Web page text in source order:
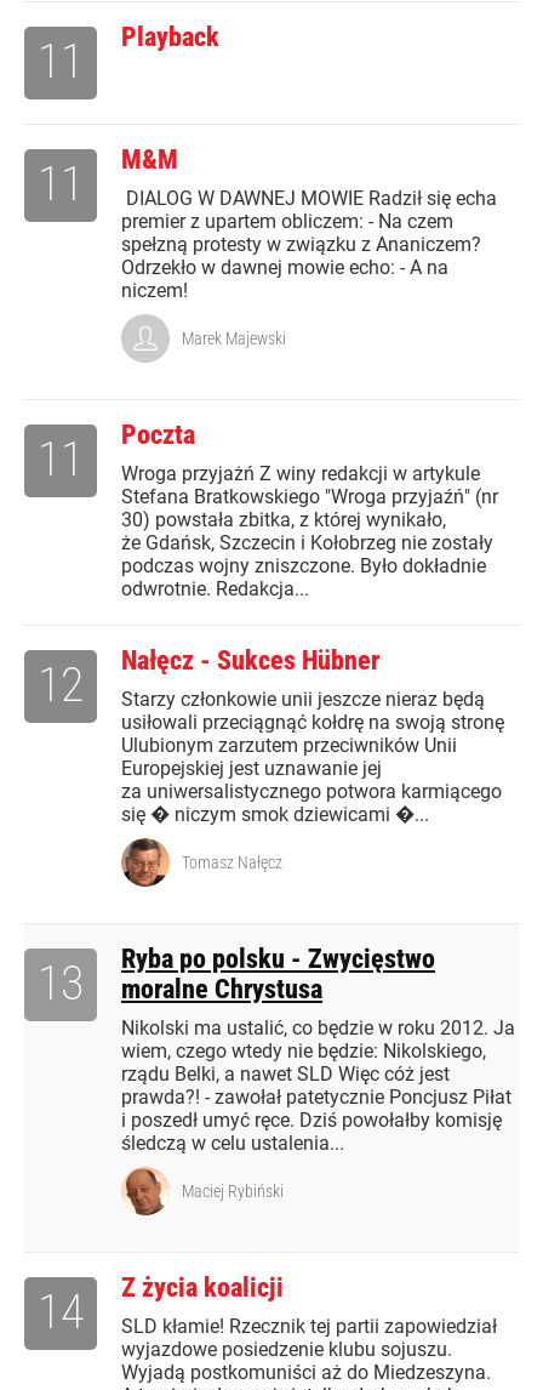
Playback
11
M&M
DIALOG W DAWNEJ MOWIE Radził się echa
premier z upartem obliczem: - Na czem
spełzną protesty w związku z Ananiczem?
Odrzekło w dawnej mowie echo: - A na
niczem!
11
Marek Majewski
Poczta
Wroga przyjażń Z winy redakcji w artykule
Stefana Bratkowskiego "Wroga przyjaźń" (nr
30) powstała zbitka, z której wynikało,
że Gdańsk, Szczecin i Kołobrzeg nie zostały
podczas wojny zniszczone. Było dokładnie
odwrotnie. Redakcja...
11
Nałęcz - Sukces Hübner
Starzy członkowie unii jeszcze nieraz będą
usiłowali przeciągnąć kołdrę na swoją stronę
Ulubionym zarzutem przeciwników Unii
Europejskiej jest uznawanie jej
za uniwersalistycznego potwora karmiącego
się � niczym smok dziewicami �...
12
Tomasz Nałęcz
Ryba po polsku - Zwycięstwo
moralne Chrystusa
Nikolski ma ustalić, co będzie w roku 2012. Ja
wiem, czego wtedy nie będzie: Nikolskiego,
rządu Belki, a nawet SLD Więc cóż jest
prawda?! - zawołał patetycznie Poncjusz Piłat
i poszedł umyć ręce. Dziś powołałby komisję
śledczą w celu ustalenia...
13
Maciej Rybiński
Z życia koalicji
SLD kłamie! Rzecznik tej partii zapowiedział
wyjazdowe posiedzenie klubu sojuszu.
Wyjadą postkomuniści aż do Miedzeszyna.
14